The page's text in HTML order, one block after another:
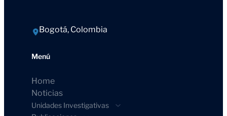
Bogotá, Colombia
Menú
Home
Noticias
Unidades Investigativas